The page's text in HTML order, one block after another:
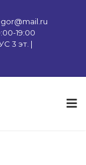
19:00
3 эт. |